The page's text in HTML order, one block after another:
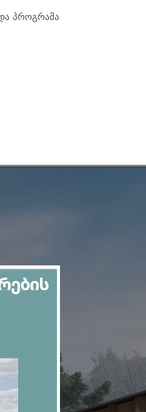
პროგრამა